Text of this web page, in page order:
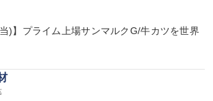
)】プライム上場サンマルクG/牛カツを世界